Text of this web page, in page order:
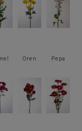
Oren Pepa